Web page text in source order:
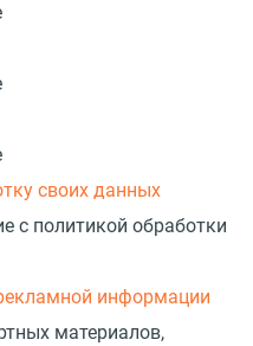
своих данных
с политикой обработки
информации
материалов,